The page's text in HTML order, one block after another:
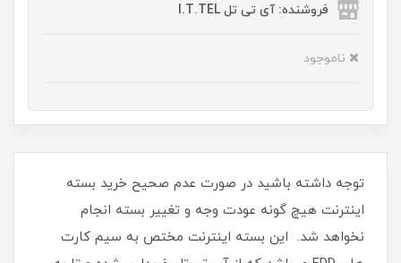
فروشنده: آی تی تل I.T.TEL
ناموجود
توجه داشته باشید در صورت عدم صحیح خرید بسته
اینترنت هیچ گونه عودت وجه و تغییر بسته انجام
نخواهد شد. این بسته اینترنت مختص به سیم کارت